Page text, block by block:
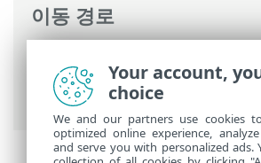
이동 경로
명령과 함께 ESET Mail
석용 샘플 전송> 감염 의심 사
Your account,
choice
We and our partners use cookies
optimized online experience,
and serve you with personalized ads.